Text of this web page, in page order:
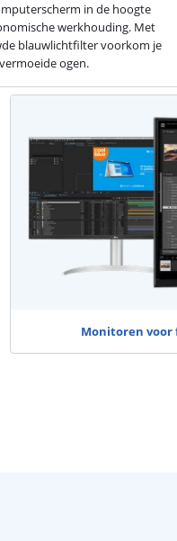
in de hoogte
werkhouding. Met
blauwlichtfilter voorkom je
ogen.
Monitoren voor